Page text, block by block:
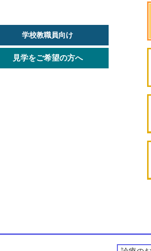
学校教職員向け
見学をご希望の方へ